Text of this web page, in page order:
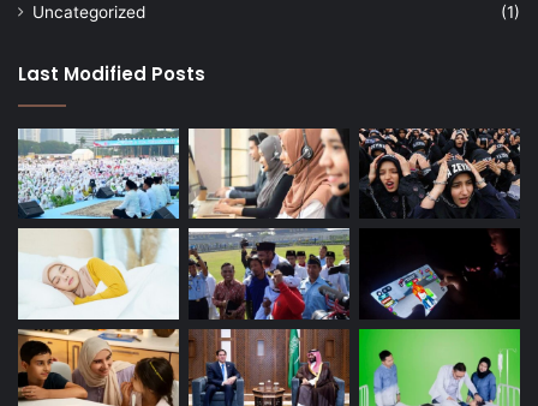
Uncategorized
(1)
Last Modified Posts